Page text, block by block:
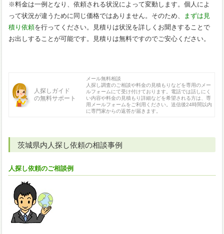
※料金は一例となり、依頼される状況によって変動します。個人によ
って状況が違うために同じ価格ではありません。そのため、
まずは見
積り依頼を行ってください。見積りは状況を詳しくお聞きすることで
お出しすることが可能です。見積りは無料ですのでご安心ください。
人探しガイド
の無料サポート
メール無料相談
人探し調査のご相談や料金の見積もりなどを専用のメー
ルフォームにて受け付けております。電話では話しにく
い内容や料金の見積もり詳細などを希望される方は、専
用メールフォームをご利用ください。送信後24時間以内
に専門家からの返答が届きます。
茨城県内人探し依頼の相談事例
人探し依頼のご相談例